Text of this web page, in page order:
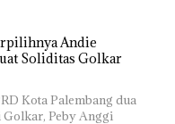
Andie
Soliditas Golkar
Kota Palembang dua
Peby Anggi